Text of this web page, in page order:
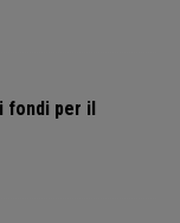
fondi per il